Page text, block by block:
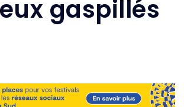
gaspillés